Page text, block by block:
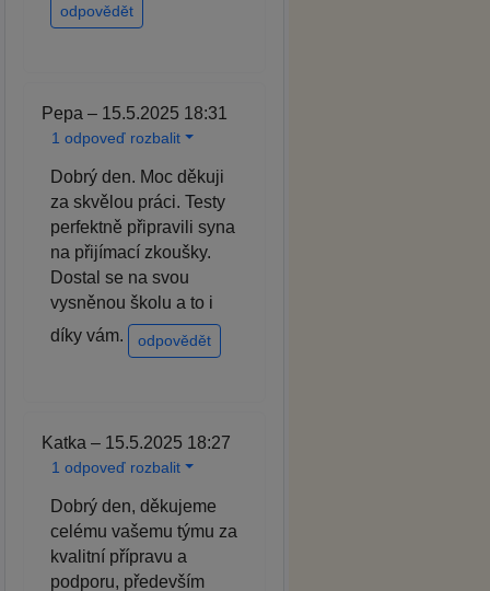
odpovědět
Pepa – 15.5.2025 18:31
1 odpoveď rozbalit
Dobrý den. Moc děkuji
za skvělou práci. Testy
perfektně připravili syna
na přijímací zkoušky.
Dostal se na svou
vysněnou školu a to i
díky vám.
odpovědět
Katka – 15.5.2025 18:27
1 odpoveď rozbalit
Dobrý den, děkujeme
celému vašemu týmu za
kvalitní přípravu a
podporu, především